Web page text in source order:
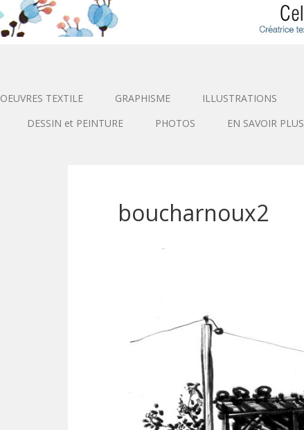
OEUVRES TEXTILE GRAPHISME ILLUSTRATIONS
DESSIN et PEINTURE PHOTOS EN SAVOIR PLUS
boucharnoux2